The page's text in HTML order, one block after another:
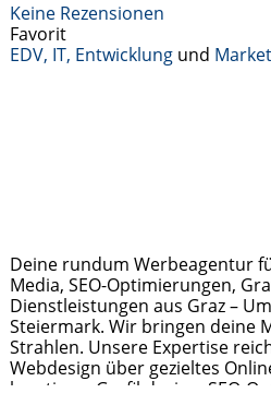
Keine Rezensionen
Favorit
EDV, IT, Entwicklung und
Deine rundum Werbeagentur
Media, SEO-Optimierungen,
Dienstleistungen aus Graz –
Steiermark. Wir bringen deine
Strahlen. Unsere Expertise
Webdesign über gezieltes
kreativem Grafikdesign. SEO-